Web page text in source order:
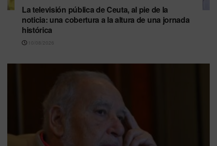
La televisión pública de Ceuta, al pie de la
noticia: una cobertura a la altura de una jornada
histórica
10/08/2026